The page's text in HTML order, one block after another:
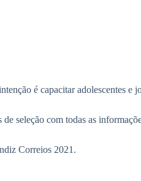
é capacitar adolescentes e
seleção com todas as
Correios 2021.